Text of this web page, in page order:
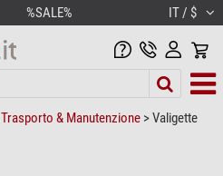
%SALE% IT / $
Trasporto & Manutenzione >Valigette